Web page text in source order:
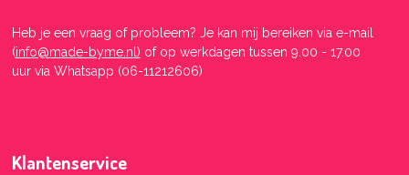
Heb je een vraag of probleem? Je kan mij bereiken via e-mail
(info@made-byme.nl) of op werkdagen tussen 9.00 - 17.00
uur via Whatsapp (06-11212606)
Klantenservice